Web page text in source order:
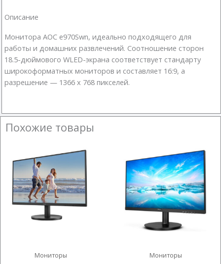
Описание
Монитора AOC e970Swn, идеально подходящего для
работы и домашних развлечений. Соотношение сторон
18.5-дюймового WLED-экрана соответствует стандарту
широкоформатных мониторов и составляет 16:9, а
разрешение — 1366 x 768 пикселей.
Похожие товары
Мониторы Мониторы